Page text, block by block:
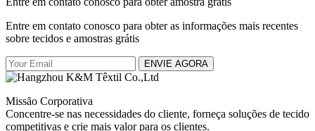
Entre em contato conosco para obter as informações mais recentes
sobre tecidos e amostras grátis
ENVIE AGORA
Missão Corporativa
Concentre-se nas necessidades do cliente, forneça soluções de tecido
competitivas e crie mais valor para os clientes.